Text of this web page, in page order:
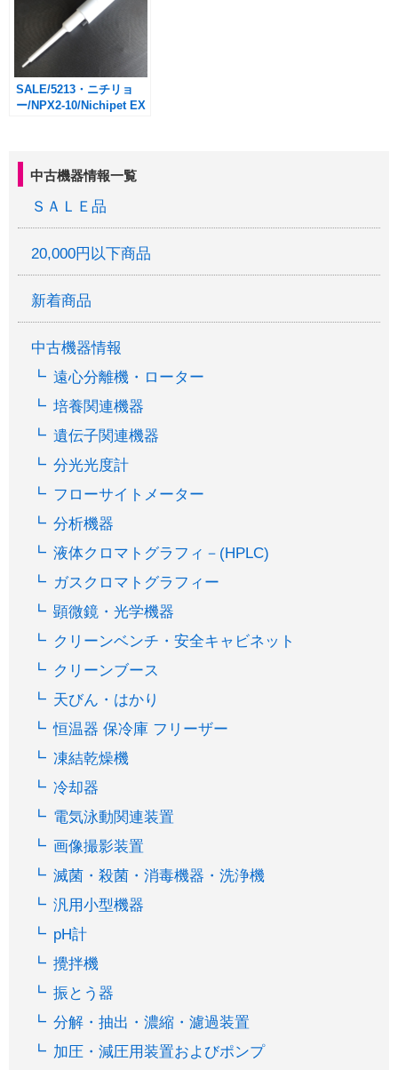
中古機器情報一覧
ＳＡＬＥ品
20,000円以下商品
新着商品
中古機器情報
遠心分離機・ローター
培養関連機器
遺伝子関連機器
分光光度計
フローサイトメーター
分析機器
液体クロマトグラフィ－(HPLC)
ガスクロマトグラフィー
顕微鏡・光学機器
クリーンベンチ・安全キャビネット
クリーンブース
天びん・はかり
恒温器 保冷庫 フリーザー
凍結乾燥機
冷却器
電気泳動関連装置
画像撮影装置
滅菌・殺菌・消毒機器・洗浄機
汎用小型機器
pH計
攪拌機
振とう器
分解・抽出・濃縮・濾過装置
加圧・減圧用装置およびポンプ
SALE/5213・ニチリョ
ー/NPX2-10/Nichipet EX